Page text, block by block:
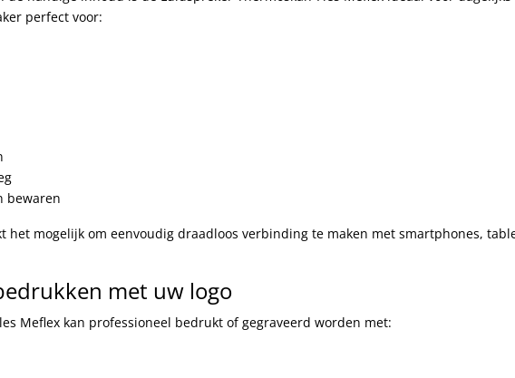
perfect voor:
bewaren
het mogelijk om eenvoudig draadloos verbinding te maken met smartphones,
met uw logo
Meflex kan professioneel bedrukt of gegraveerd worden met: